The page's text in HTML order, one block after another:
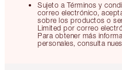
Sujeto a Términos y
correo electrónico,
sobre los productos o
Limited por correo
Para obtener más
personales, consulta